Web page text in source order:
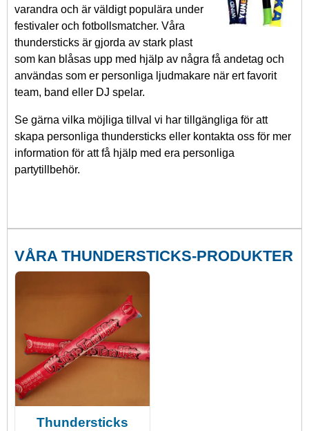
varandra och är väldigt populära under
festivaler och fotbollsmatcher. Våra
thundersticks är gjorda av stark plast
som kan blåsas upp med hjälp av några få andetag och
användas som er personliga ljudmakare när ert favorit
team, band eller DJ spelar.
Se gärna vilka möjliga tillval vi har tillgängliga för att
skapa personliga thundersticks eller kontakta oss för mer
information för att få hjälp med era personliga
partytillbehör.
VÅRA THUNDERSTICKS-PRODUKTER
Thundersticks